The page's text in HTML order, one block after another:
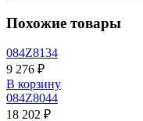
Похожие товары
084Z8134
9 276 ₽
В корзину
084Z8044
18 202 ₽